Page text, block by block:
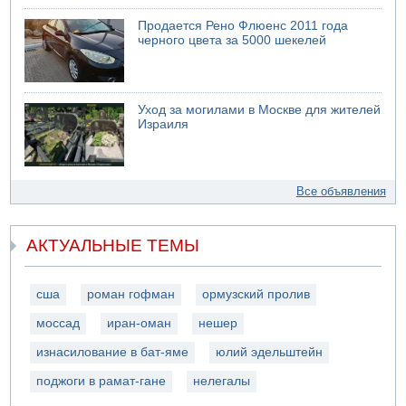
Продается Рено Флюенс 2011 года
черного цвета за 5000 шекелей
Уход за могилами в Москве для жителей
Израиля
Все объявления
АКТУАЛЬНЫЕ ТЕМЫ
сша роман гофман ормузский пролив
моссад иран-оман нешер
изнасилование в бат-яме юлий эдельштейн
поджоги в рамат-гане нелегалы